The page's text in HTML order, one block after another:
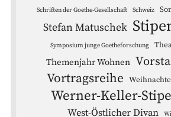
Schriften der Goethe-Gesellschaft Schweiz
Stefan Matuschek
Symposium junge Goetheforschung
Themenjahr Wohnen
Vortragsreihe
Werner-Keller-
West-Östlicher Divan